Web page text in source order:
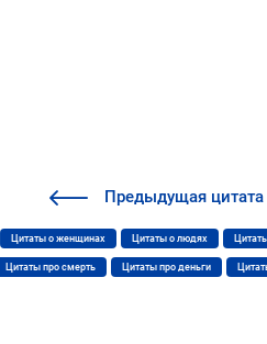
Предыдущая цитата
Цитаты о женщинах Цитаты о людях
Цитаты про смерть Цитаты про деньги